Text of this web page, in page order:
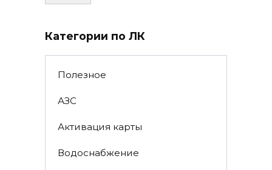
Категории по ЛК
Полезное
АЗС
Активация карты
Водоснабжение